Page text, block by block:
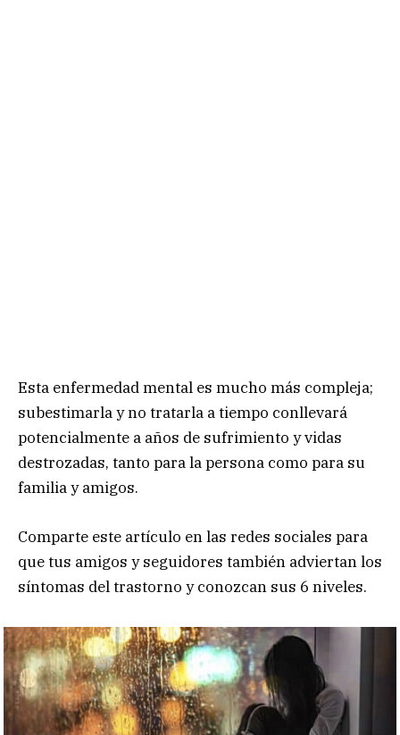
Esta enfermedad mental es mucho más compleja;
subestimarla y no tratarla a tiempo conllevará
potencialmente a años de sufrimiento y vidas
destrozadas, tanto para la persona como para su
familia y amigos.
Comparte este artículo en las redes sociales para
que tus amigos y seguidores también adviertan los
síntomas del trastorno y conozcan sus 6 niveles.